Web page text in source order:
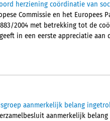
herziening coördinatie van
Commissie en het
2004 met betrekking tot de
in een eerste appreciatie
aanmerkelijk belang
aanmerkelijk